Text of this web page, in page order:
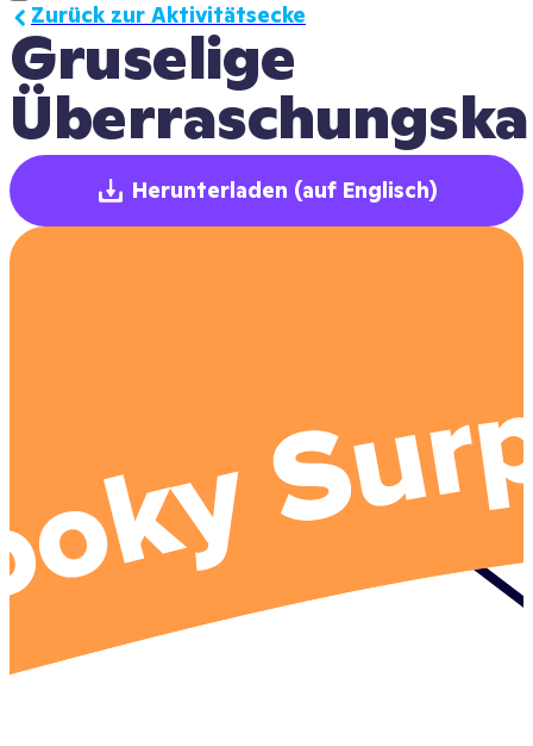
Gruselige
Zurück zur Aktivitätsecke
Herunterladen (auf Englisch)